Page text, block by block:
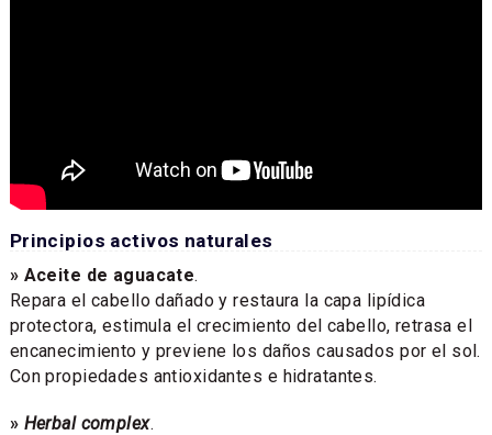
Principios activos naturales
» Aceite de aguacate.
Repara el cabello dañado y restaura la capa lipídica
protectora, estimula el crecimiento del cabello, retrasa el
encanecimiento y previene los daños causados por el sol.
Con propiedades antioxidantes e hidratantes.
» Herbal complex.